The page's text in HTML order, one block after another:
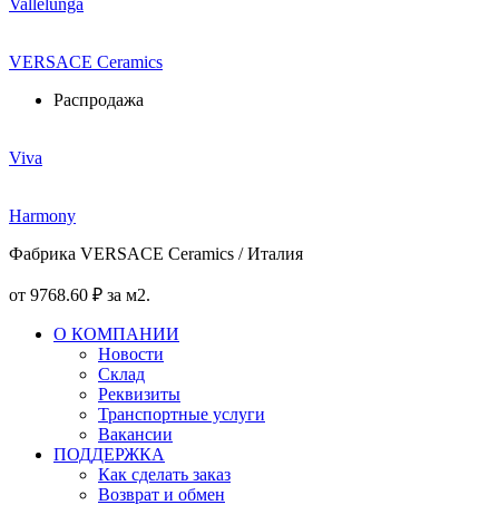
VERSACE Ceramics
Распродажа
Viva
Harmony
Фабрика VERSACE Ceramics / Италия
от 9768.60 ₽ за м2.
О КОМПАНИИ
Новости
Склад
Реквизиты
Транспортные услуги
Вакансии
ПОДДЕРЖКА
Как сделать заказ
Возврат и обмен